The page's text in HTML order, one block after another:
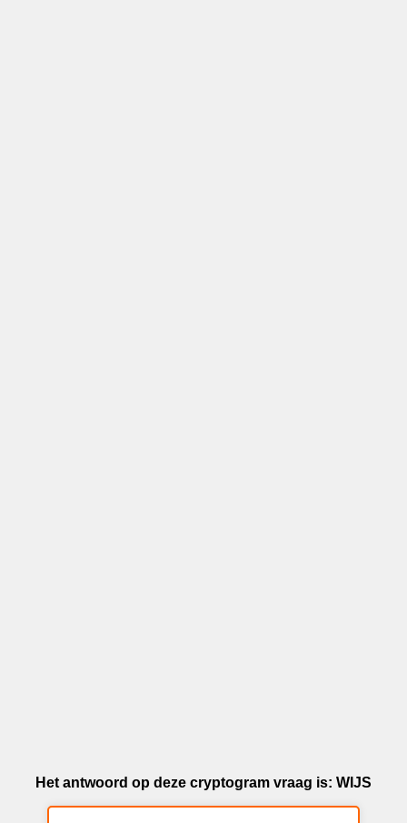
Het antwoord op deze cryptogram vraag is: WIJS